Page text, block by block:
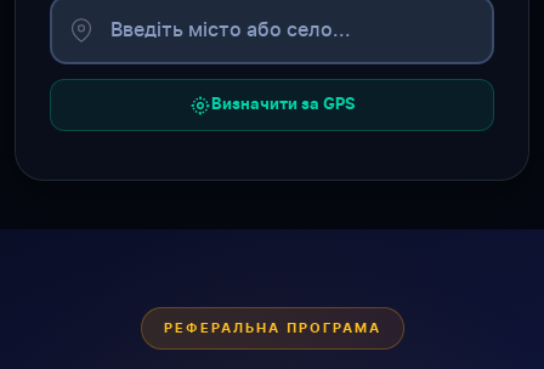
Визначити за GPS
РЕФЕРАЛЬНА ПРОГРАМА